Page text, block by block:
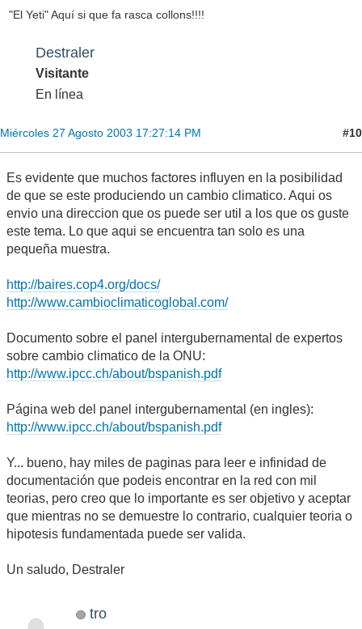
"El Yeti" Aquí si que fa rasca collons!!!!
Destraler
Visitante
En línea
Miércoles 27 Agosto 2003 17:27:14 PM #10
Es evidente que muchos factores influyen en la posibilidad
de que se este produciendo un cambio climatico. Aqui os
envio una direccion que os puede ser util a los que os guste
este tema. Lo que aqui se encuentra tan solo es una
pequeña muestra.
http://baires.cop4.org/docs/
http://www.cambioclimaticoglobal.com/
Documento sobre el panel intergubernamental de expertos
sobre cambio climatico de la ONU:
http://www.ipcc.ch/about/bspanish.pdf
Página web del panel intergubernamental (en ingles):
http://www.ipcc.ch/about/bspanish.pdf
Y... bueno, hay miles de paginas para leer e infinidad de
documentación que podeis encontrar en la red con mil
teorias, pero creo que lo importante es ser objetivo y aceptar
que mientras no se demuestre lo contrario, cualquier teoria o
hipotesis fundamentada puede ser valida.
Un saludo, Destraler
tro